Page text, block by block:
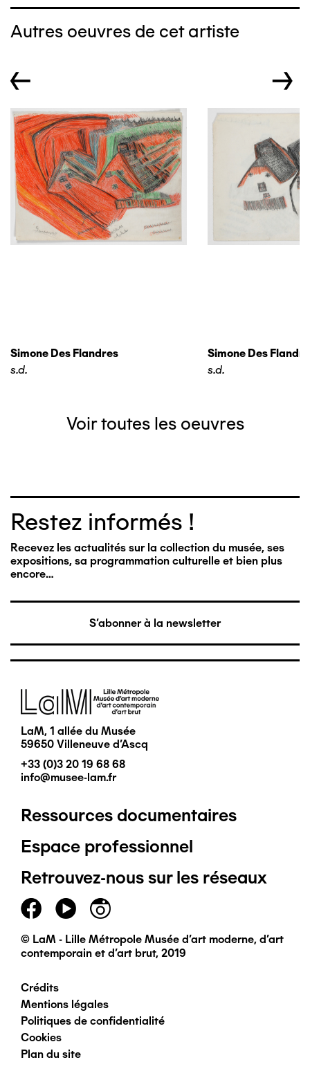
Autres oeuvres de cet artiste
← →
Simone Des Flandres
s.d.
Simone Des
s.d.
Voir toutes les oeuvres
Restez informés !
Recevez les actualités sur la collection du musée, ses
expositions, sa programmation culturelle et bien plus
encore…
S'abonner à la newsletter
Image
LaM, 1 allée du Musée
59650 Villeneuve d'Ascq
+33 (0)3 20 19 68 68
info@musee-lam.fr
Pied
de
page
principal
Ressources documentaires
Espace professionnel
Retrouvez-nous sur les réseaux
© LaM - Lille Métropole Musée d'art moderne, d'art
contemporain et d'art brut, 2019
Pied
de
page
Crédits
Mentions légales
Politiques de confidentialité
Cookies
Plan du site